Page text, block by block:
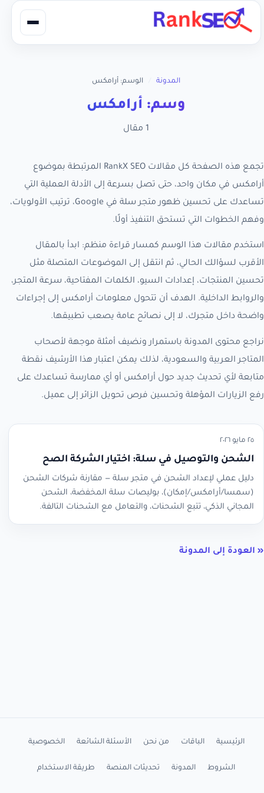
المدونة الوسم: أرامكس
وسم: أرامكس
1 مقال
تجمع هذه الصفحة كل مقالات RankX SEO المرتبطة بموضوع
أرامكس في مكان واحد، حتى تصل بسرعة إلى الأدلة العملية التي
تساعدك على تحسين ظهور متجر سلة في Google، ترتيب الأولويات،
وفهم الخطوات التي تستحق التنفيذ أولًا.
استخدم مقالات هذا الوسم كمسار قراءة منظم: ابدأ بالمقال
الأقرب لسؤالك الحالي، ثم انتقل إلى الموضوعات المتصلة مثل
تحسين المنتجات، إعدادات السيو، الكلمات المفتاحية، سرعة المتجر،
والروابط الداخلية. الهدف أن تتحول معلومات أرامكس إلى إجراءات
واضحة داخل متجرك، لا إلى نصائح عامة يصعب تطبيقها.
نراجع محتوى المدونة باستمرار ونضيف أمثلة موجهة لأصحاب
المتاجر العربية والسعودية، لذلك يمكن اعتبار هذا الأرشيف نقطة
متابعة لأي تحديث جديد حول أرامكس أو أي ممارسة تساعدك على
رفع الزيارات المؤهلة وتحسين فرص تحويل الزائر إلى عميل.
٢٥ مايو ٢٠٢٦
الشحن والتوصيل في سلة: اختيار الشركة الصح
دليل عملي لإعداد الشحن في متجر سلة — مقارنة شركات الشحن
(سمسا/أرامكس/إمكان)، بوليصات سلة المخفضة، الشحن
المجاني الذكي، تتبع الشحنات، والتعامل مع الشحنات التالفة.
« العودة إلى المدونة
الرئيسية الباقات من نحن الأسئلة الشائعة الخصوصية
الشروط المدونة تحديثات المنصة طريقة الاستخدام